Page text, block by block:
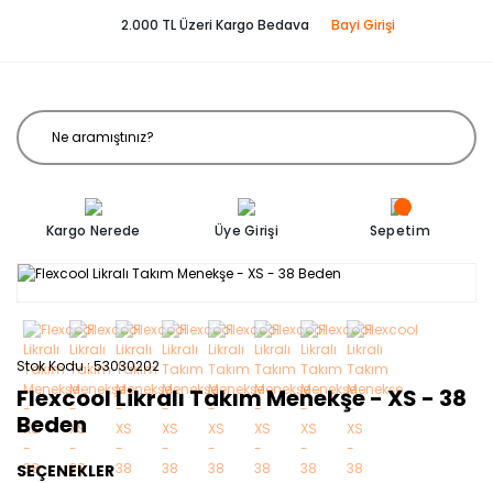
2.000 TL Üzeri Kargo Bedava Bayi Girişi
Kargo Nerede Üye Girişi Sepetim
Stok Kodu 53030202
Flexcool Likralı Takım Menekşe - XS - 38
Beden
SEÇENEKLER